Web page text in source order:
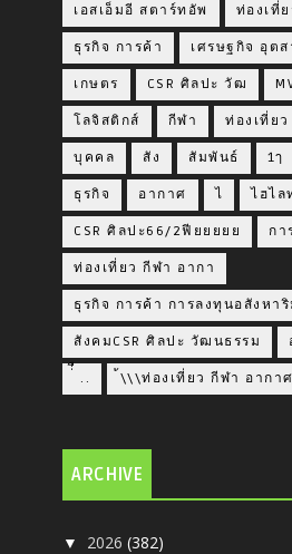
เอสเอ็มอี สตาร์ทอัพ ท่องเที่
ธุรกิจ การค้า เศรษฐกิจ อุตส
เกษตร CSR ศิลปะ วัฒ
โลจิสติกส์ กีฬา ท่องเที่ย
บุคคล สัง สัมพันธ์ 1ๅ
ธุรกิจ อากาศ ไ ไฮไล
CSR ศิลปะ66/2ฟียยยยย กา
ท่องเที่ยว กีฬา อากา
ธุรกิจ การค้า การลงทุนอสังหา
สังคมCSR ศิลปะ วัฒนธรรม
่่ื​ .. ้\\\ท่องเที่ยว กีฬา อากาศ
ARCHIVE
▼ 2026(382)